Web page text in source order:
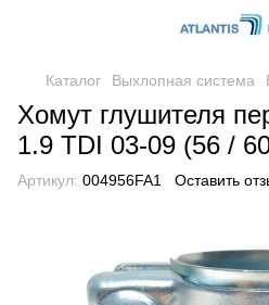
Каталог Выхлопная система
Хомут глушителя
1.9 TDI 03-09 (56 /
Артикул: 004956FA1 Оставить